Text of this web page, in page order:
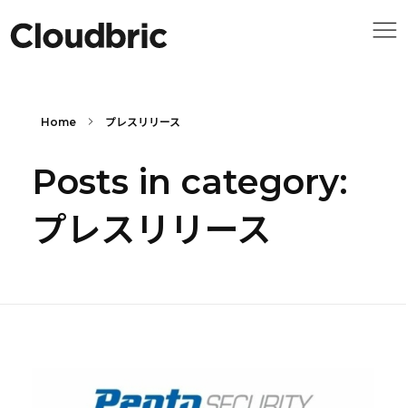
Home プレスリリース
Posts in category:
プレスリリース